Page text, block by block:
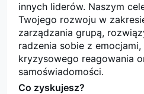
innych liderów. Naszym
Twojego rozwoju w
zarządzania grupą,
radzenia sobie z
kryzysowego reagowania
samoświadomości.
Co zyskujesz?